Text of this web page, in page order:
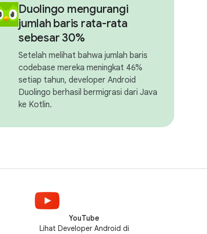
Duolingo mengurangi
jumlah baris rata-rata
sebesar 30%
Setelah melihat bahwa jumlah baris
codebase mereka meningkat 46%
setiap tahun, developer Android
Duolingo berhasil bermigrasi dari Java
ke Kotlin.
YouTube
Lihat Developer Android di